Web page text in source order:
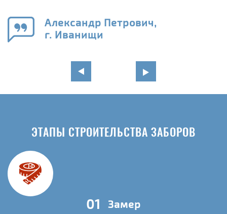
Александр Петрович,
г. Иванищи
ЭТАПЫ СТРОИТЕЛЬСТВА ЗАБОРОВ
01 Замер